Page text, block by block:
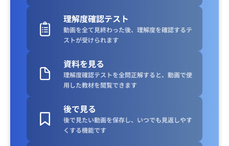
理解度確認テスト
動画を全て見終わった後、理解度を確認するテ
ストが受けられます
資料を見る
理解度確認テストを全問正解すると、動画で使
用した教材を閲覧できます
後で見る
後で見たい動画を保存し、いつでも見返しやす
くする機能です